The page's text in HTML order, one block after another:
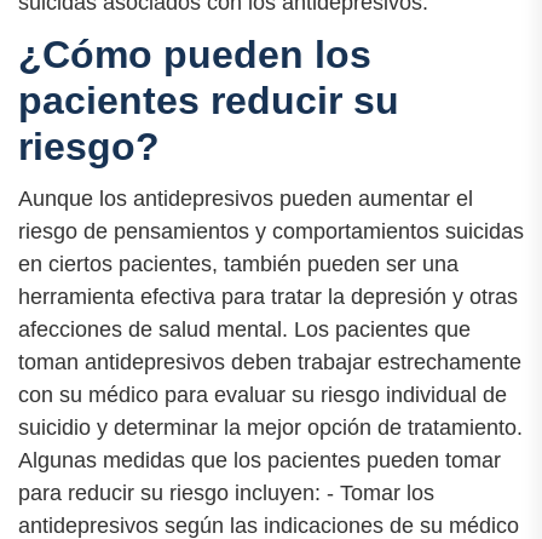
¿Cómo pueden los
pacientes reducir su
riesgo?
Aunque los antidepresivos pueden aumentar el
riesgo de pensamientos y comportamientos suicidas
en ciertos pacientes, también pueden ser una
herramienta efectiva para tratar la depresión y otras
afecciones de salud mental. Los pacientes que
toman antidepresivos deben trabajar estrechamente
con su médico para evaluar su riesgo individual de
suicidio y determinar la mejor opción de tratamiento.
Algunas medidas que los pacientes pueden tomar
para reducir su riesgo incluyen: - Tomar los
antidepresivos según las indicaciones de su médico